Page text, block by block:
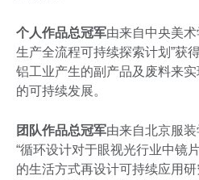
个人作品总冠军由来自中央美
生产全流程可持续探索计划”获
铝工业产生的副产品及废料来
的可持续发展。
团队作品总冠军由来自北京服
“循环设计对于眼视光行业中
的生活方式再设计可持续应用